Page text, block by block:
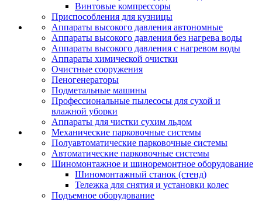
Винтовые компрессоры
Приспособления для кузницы
Аппараты высокого давления автономные
Аппараты высокого давления без нагрева воды
Аппараты высокого давления с нагревом воды
Аппараты химической очистки
Очистные сооружения
Пеногенераторы
Подметальные машины
Профессиональные пылесосы для сухой и
влажной уборки
Аппараты для чистки сухим льдом
Механические парковочные системы
Полуавтоматические парковочные системы
Автоматические парковочные системы
Шиномонтажное и шиноремонтное оборудование
Шиномонтажный станок (стенд)
Тележка для снятия и установки колес
Подъемное оборудование